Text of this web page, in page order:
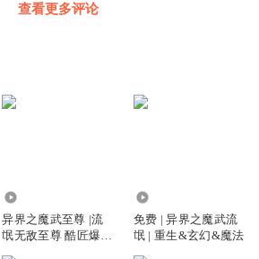
查看更多评论
异界之魔武至尊 |流
氓无敌至尊 酷匠爆款
免费 | 异界之魔武流
氓 | 重生&玄幻&魔法